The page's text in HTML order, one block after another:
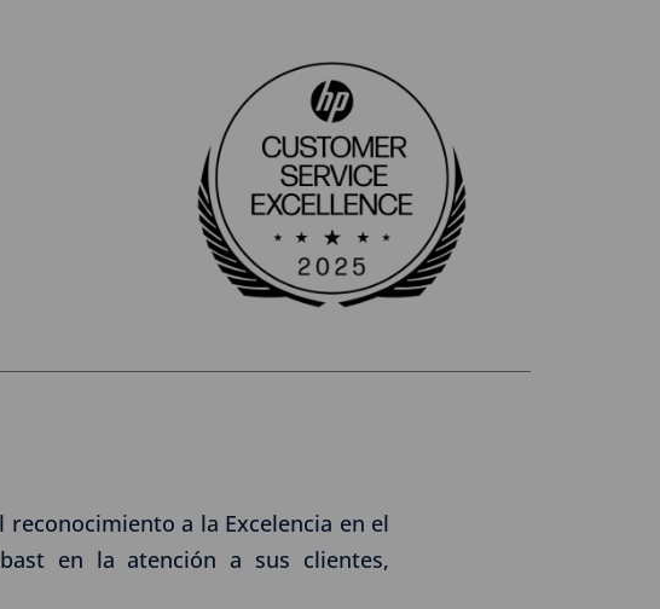
a la Excelencia en el
en la atención a sus clientes,